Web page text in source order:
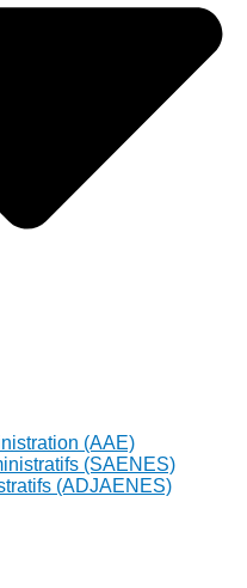
(AAE)
(SAENES)
(ADJAENES)